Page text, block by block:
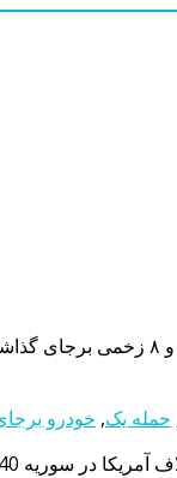
حمله یک, خودرو
برجا گذاشت حمله ائتلاف آمریکا در سوریه 40 کشته برجا گذاشت